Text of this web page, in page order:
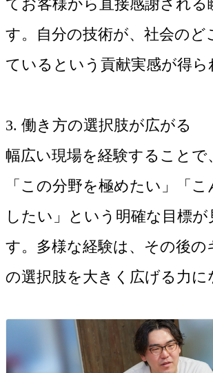
てお客様から直接感謝される
す。自分の技術が、社会のど
ているという貢献実感が得ら
3. 働き方の選択肢が広がる
幅広い現場を経験することで
「この分野を極めたい」「
したい」という明確な目標が
す。多様な経験は、その後の